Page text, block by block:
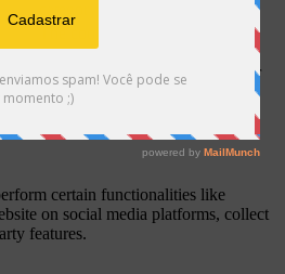
Cookie Consent plugin and is
used to store whether or not user
has consented to the use of
cookies. It does not store any
personal data.
certain functionalities like
on social media platforms, collect
features.